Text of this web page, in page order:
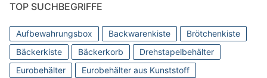
TOP SUCHBEGRIFFE
Aufbewahrungsbox Backwarenkiste
Brötchenkiste
Bäckerkiste
Bäckerkorb
Drehstapelbehälter
Eurobehälter
Eurobehälter aus Kunststoff